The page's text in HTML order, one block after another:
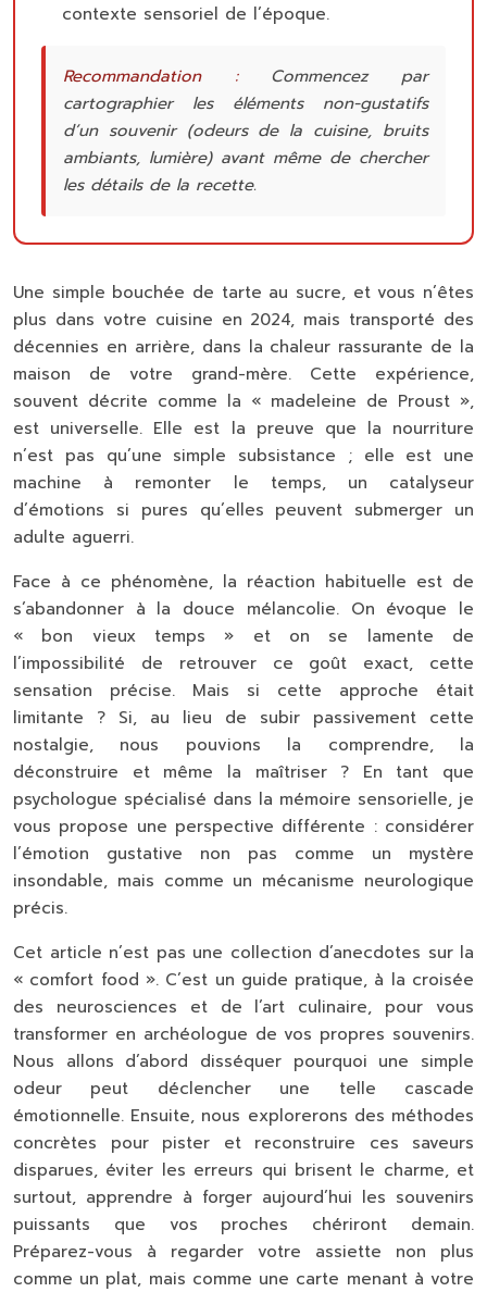
contexte sensoriel de l’époque.
Recommandation :Commencez par
cartographier les éléments non-gustatifs
d’un souvenir (odeurs de la cuisine, bruits
ambiants, lumière) avant même de chercher
les détails de la recette.
Une simple bouchée de tarte au sucre, et vous n’êtes
plus dans votre cuisine en 2024, mais transporté des
décennies en arrière, dans la chaleur rassurante de la
maison de votre grand-mère. Cette expérience,
souvent décrite comme la « madeleine de Proust »,
est universelle. Elle est la preuve que la nourriture
n’est pas qu’une simple subsistance ; elle est une
machine à remonter le temps, un catalyseur
d’émotions si pures qu’elles peuvent submerger un
adulte aguerri.
Face à ce phénomène, la réaction habituelle est de
s’abandonner à la douce mélancolie. On évoque le
« bon vieux temps » et on se lamente de
l’impossibilité de retrouver ce goût exact, cette
sensation précise. Mais si cette approche était
limitante ? Si, au lieu de subir passivement cette
nostalgie, nous pouvions la comprendre, la
déconstruire et même la maîtriser ? En tant que
psychologue spécialisé dans la mémoire sensorielle, je
vous propose une perspective différente : considérer
l’émotion gustative non pas comme un mystère
insondable, mais comme un mécanisme neurologique
précis.
Cet article n’est pas une collection d’anecdotes sur la
« comfort food ». C’est un guide pratique, à la croisée
des neurosciences et de l’art culinaire, pour vous
transformer en archéologue de vos propres souvenirs.
Nous allons d’abord disséquer pourquoi une simple
odeur peut déclencher une telle cascade
émotionnelle. Ensuite, nous explorerons des méthodes
concrètes pour pister et reconstruire ces saveurs
disparues, éviter les erreurs qui brisent le charme, et
surtout, apprendre à forger aujourd’hui les souvenirs
puissants que vos proches chériront demain.
Préparez-vous à regarder votre assiette non plus
comme un plat, mais comme une carte menant à votre